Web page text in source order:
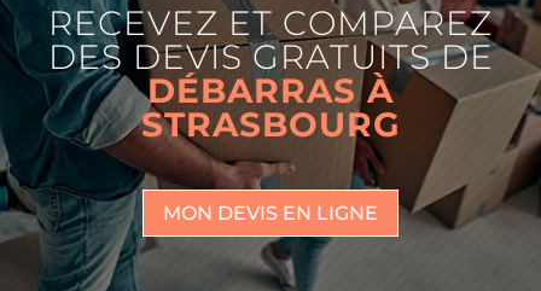
RECEVEZ ET COMPAREZ
DES DEVIS GRATUITS DE
DÉBARRAS À
STRASBOURG
MON DEVIS EN LIGNE